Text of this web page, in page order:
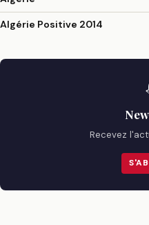
Algérie Positive 2014
Recevez